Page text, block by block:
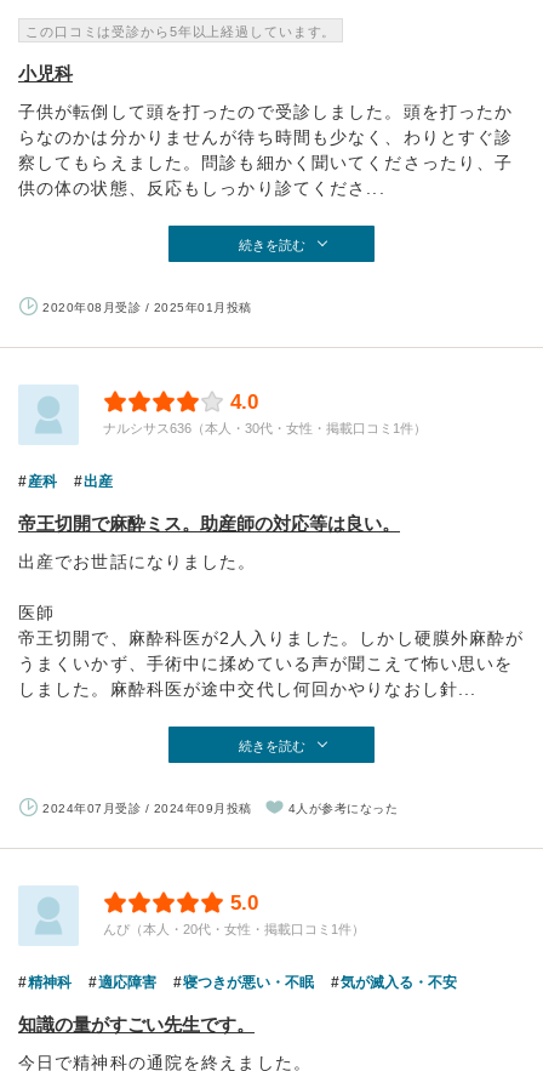
この口コミは受診から5年以上経過しています。
小児科
子供が転倒して頭を打ったので受診しました。頭を打ったか
らなのかは分かりませんが待ち時間も少なく、わりとすぐ診
察してもらえました。問診も細かく聞いてくださったり、子
供の体の状態、反応もしっかり診てくださ...
続きを読む
2020年08月受診 / 2025年01月投稿
4.0
ナルシサス636（本人・30代・女性・掲載口コミ1件）
産科 出産
帝王切開で麻酔ミス。助産師の対応等は良い。
出産でお世話になりました。
医師
帝王切開で、麻酔科医が2人入りました。しかし硬膜外麻酔が
うまくいかず、手術中に揉めている声が聞こえて怖い思いを
しました。麻酔科医が途中交代し何回かやりなおし針...
続きを読む
2024年07月受診 / 2024年09月投稿 4人が参考になった
5.0
んぴ（本人・20代・女性・掲載口コミ1件）
精神科 適応障害 寝つきが悪い・不眠 気が滅入る・不安
知識の量がすごい先生です。
今日で精神科の通院を終えました。